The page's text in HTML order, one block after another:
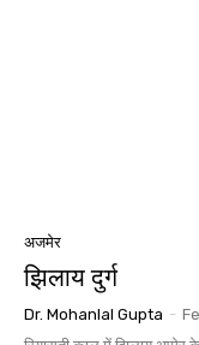
अजमेर
झिलाय दुर्ग
Dr. Mohanlal Gupta -